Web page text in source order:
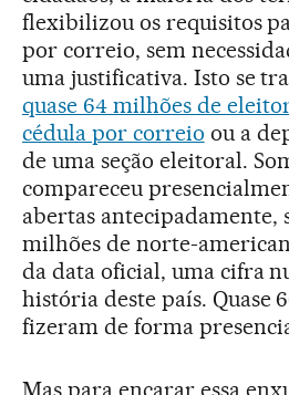
flexibilizou os requisitos
por correio, sem
uma justificativa. Isto se
quase 64 milhões de
cédula por correio ou a
de uma seção eleitoral.
compareceu
abertas antecipadamente,
milhões de norte-
da data oficial, uma cifra
história deste país. Quase
fizeram de forma
Mas para encarar essa